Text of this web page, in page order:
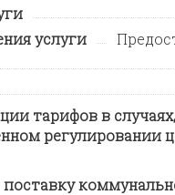
услуги
тарифов в
регулировании